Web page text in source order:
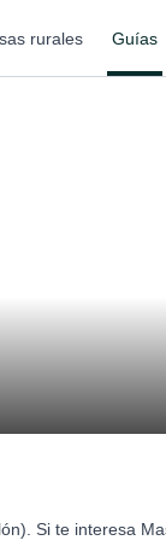
rurales Guías
Si te interesa